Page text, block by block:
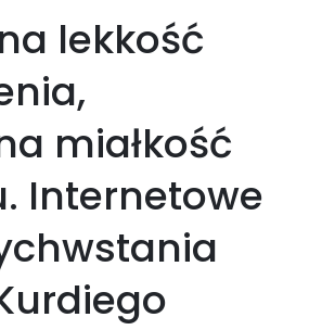
lekkość
miałkość
Internetowe